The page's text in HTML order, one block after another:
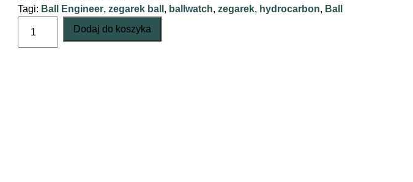
Tagi: Ball Engineer, zegarek ball , ballwatch, zegarek, hydrocarbon, Ball
NEDU
Dodaj do koszyka